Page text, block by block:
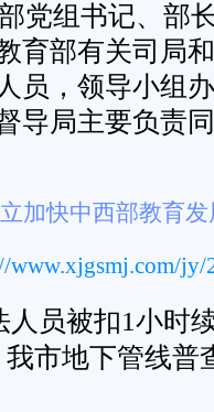
组书记、部长
育部有关司局
员，领导小组
导局主要负责
加快中西部教育
www.xjgsmj.com/jy/
人员被扣1小时
我市地下管线普